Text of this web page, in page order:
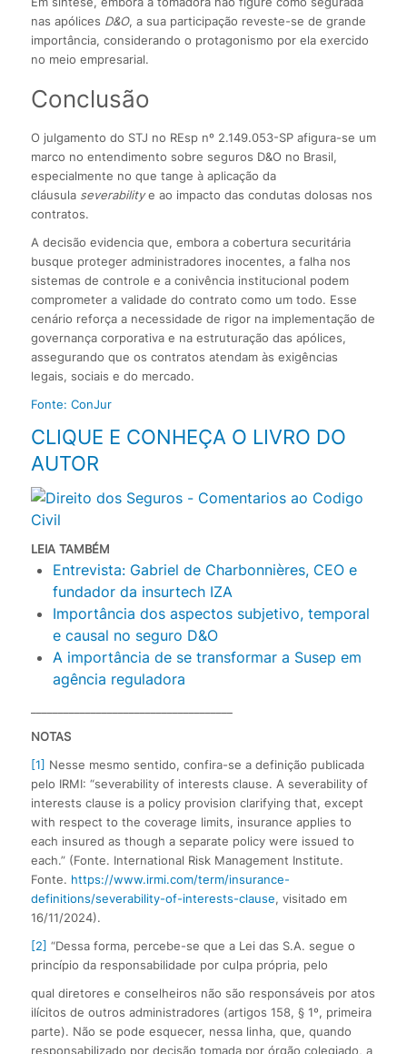
nas apólices D&O, a sua participação reveste-se de grande
importância, considerando o protagonismo por ela exercido
no meio empresarial.
Conclusão
O julgamento do STJ no REsp nº 2.149.053-SP afigura-se um
marco no entendimento sobre seguros D&O no Brasil,
especialmente no que tange à aplicação da
cláusula severabilitye ao impacto das condutas dolosas nos
contratos.
A decisão evidencia que, embora a cobertura securitária
busque proteger administradores inocentes, a falha nos
sistemas de controle e a conivência institucional podem
comprometer a validade do contrato como um todo. Esse
cenário reforça a necessidade de rigor na implementação de
governança corporativa e na estruturação das apólices,
assegurando que os contratos atendam às exigências
legais, sociais e do mercado.
Fonte: ConJur
CLIQUE E CONHEÇA O LIVRO DO
AUTOR
LEIA TAMBÉM
Entrevista: Gabriel de Charbonnières, CEO e
fundador da insurtech IZA
Importância dos aspectos subjetivo, temporal
e causal no seguro D&O
A importância de se transformar a Susep em
agência reguladora
NOTAS
[1] Nesse mesmo sentido, confira-se a definição publicada
pelo IRMI: “severability of interests clause. A severability of
interests clause is a policy provision clarifying that, except
with respect to the coverage limits, insurance applies to
each insured as though a separate policy were issued to
each.” (Fonte. International Risk Management Institute.
Fonte. https://www.irmi.com/term/insurance-
definitions/severability-of-interests-clause, visitado em
16/11/2024).
[2] “Dessa forma, percebe-se que a Lei das S.A. segue o
princípio da responsabilidade por culpa própria, pelo
qual diretores e conselheiros não são responsáveis por atos
ilícitos de outros administradores (artigos 158, § 1º, primeira
parte). Não se pode esquecer, nessa linha, que, quando
responsabilizado por decisão tomada por órgão colegiado, a